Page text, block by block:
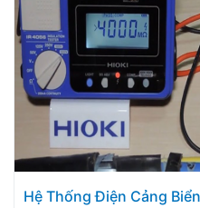
Hệ Thống Điện Cảng